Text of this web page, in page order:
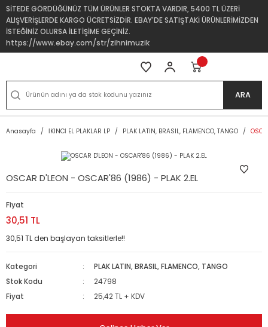
SİTEDE GÖRDÜĞÜNÜZ TÜM ÜRÜNLER STOKTA VARDIR, 5400 TL ÜZERİ
ALIŞVERİŞLERDE KARGO ÜCRETSİZDİR. EBAY'DE SATIŞTAKİ ÜRÜNLERİMİZDEN
İSTEĞİNİZ OLURSA İLETİŞİME GEÇİNİZ.
https://www.ebay.com/str/zihnimuzik
ARA
Anasayfa İKİNCİ EL PLAKLAR LP PLAK LATIN, BRASIL, FLAMENCO, TANGO
OSCAR D'LEON - OSCAR'86 (1986) - PLAK 2.EL
Fiyat
30,51 TL
30,51 TL den başlayan taksitlerle!!
Kategori
PLAK LATIN, BRASIL, FLAMENCO, TANGO
Stok Kodu
24798
Fiyat
25,42 TL + KDV